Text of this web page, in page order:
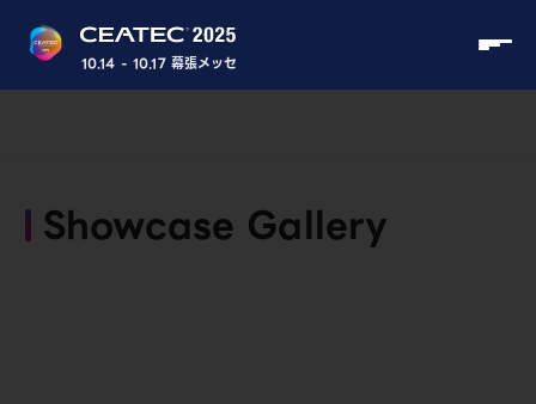
10.14 - 10.17 幕張メッセ
Showcase Gallery